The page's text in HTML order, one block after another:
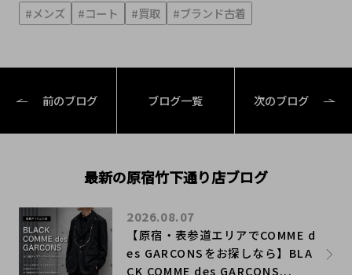
#メンズ #コート #買取 #ブランド古着
前のブログ ブログ一覧 次のブログ
最新の原宿竹下通り店ブログ
【原宿・表参道エリアでCOMME d
es GARCONSをお探しなら】BLA
CK COMME des GARCONS...
2026.08.07